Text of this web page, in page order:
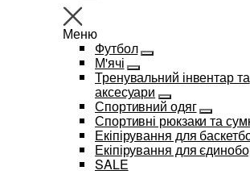
Меню
Футбол
М'ячі
Тренувальний інвентар та
аксесуари
Спортивний одяг
Спортивні рюкзаки та
Екіпірування для
Екіпірування для
SALE